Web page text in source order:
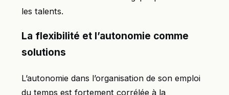
les talents.
La flexibilité et l’autonomie comme
solutions
L’autonomie dans l’organisation de son emploi
du temps est fortement corrélée à la